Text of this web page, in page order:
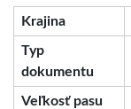
Krajina
Typ
dokumentu
Veľkosť pasu